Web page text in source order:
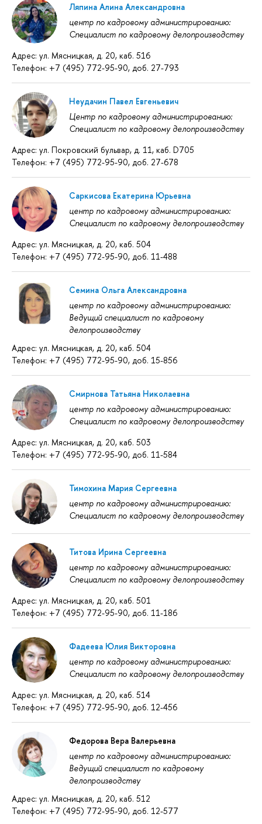
Ляпина Алина Александровна
центр по кадровому администрированию:
Специалист по кадровому делопроизводству
Адрес: ул. Мясницкая, д. 20, каб. 516
Телефон: +7 (495) 772-95-90, доб. 27-793
Неудачин Павел Евгеньевич
Центр по кадровому администрированию:
Специалист по кадровому делопроизводству
Адрес: ул. Покровский бульвар, д. 11, каб. D705
Телефон: +7 (495) 772-95-90, доб. 27-678
Саркисова Екатерина Юрьевна
центр по кадровому администрированию:
Специалист по кадровому делопроизводству
Адрес: ул. Мясницкая, д. 20, каб. 504
Телефон: +7 (495) 772-95-90, доб. 11-488
Семина Ольга Александровна
центр по кадровому администрированию:
Ведущий специалист по кадровому
делопроизводству
Адрес: ул. Мясницкая, д. 20, каб. 504
Телефон: +7 (495) 772-95-90, доб. 15-856
Смирнова Татьяна Николаевна
центр по кадровому администрированию:
Специалист по кадровому делопроизводству
Адрес: ул. Мясницкая, д. 20, каб. 503
Телефон: +7 (495) 772-95-90, доб. 11-584
Тимохина Мария Сергеевна
центр по кадровому администрированию:
Специалист по кадровому делопроизводству
Титова Ирина Сергеевна
центр по кадровому администрированию:
Специалист по кадровому делопроизводству
Адрес: ул. Мясницкая, д. 20, каб. 501
Телефон: +7 (495) 772-95-90, доб. 11-186
Фадеева Юлия Викторовна
центр по кадровому администрированию:
Специалист по кадровому делопроизводству
Адрес: ул. Мясницкая, д. 20, каб. 514
Телефон: +7 (495) 772-95-90, доб. 12-456
Федорова Вера Валерьевна
центр по кадровому администрированию:
Ведущий специалист по кадровому
делопроизводству
Адрес: ул. Мясницкая, д. 20, каб. 512
Телефон: +7 (495) 772-95-90, доб. 12-577